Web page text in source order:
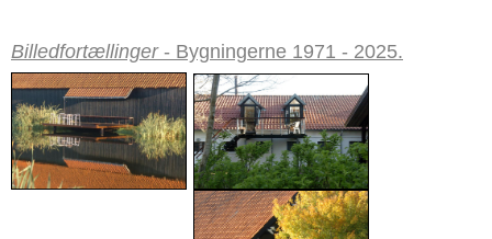
Billedfortællinger- Bygningerne 1971 - 2025.